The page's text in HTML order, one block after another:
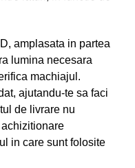
amplasata in partea
lumina necesara
machiajul.
ajutandu-te sa faci
de livrare nu
in care sunt folosite